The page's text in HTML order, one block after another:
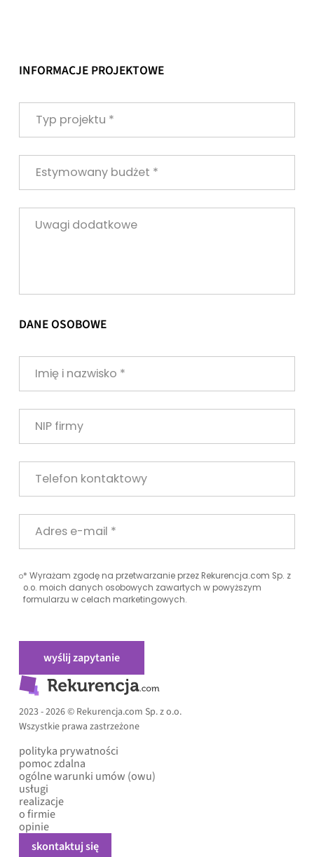
INFORMACJE PROJEKTOWE
DANE OSOBOWE
* Wyrażam zgodę na przetwarzanie przez Rekurencja.com Sp. z
o.o. moich danych osobowych zawartych w powyższym
formularzu w celach marketingowych.
2023 - 2026 © Rekurencja.com Sp. z o.o.
Wszystkie prawa zastrzeżone
polityka prywatności
pomoc zdalna
ogólne warunki umów (owu)
usługi
realizacje
o firmie
opinie
skontaktuj się